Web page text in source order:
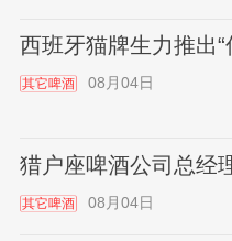
西班牙猫牌生力推出“
其它啤酒 08月04日
猎户座啤酒公司总经
其它啤酒 08月04日